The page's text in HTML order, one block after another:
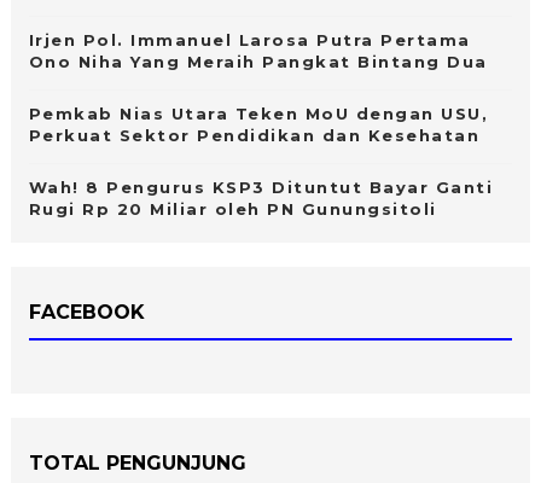
Irjen Pol. Immanuel Larosa Putra Pertama
Ono Niha Yang Meraih Pangkat Bintang Dua
Pemkab Nias Utara Teken MoU dengan USU,
Perkuat Sektor Pendidikan dan Kesehatan
Wah! 8 Pengurus KSP3 Dituntut Bayar Ganti
Rugi Rp 20 Miliar oleh PN Gunungsitoli
FACEBOOK
TOTAL PENGUNJUNG